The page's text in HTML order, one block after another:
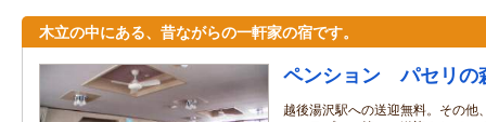
木立の中にある、昔ながらの一軒家の宿です。
ペンション パセリの
越後湯沢駅への送迎無料。その他